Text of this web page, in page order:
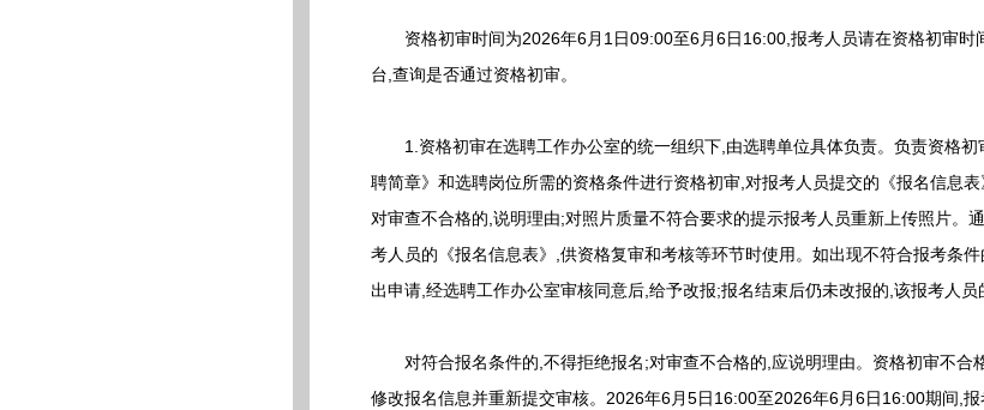
资格初审时间为2026年6月1日09:00至6月6日16:00,报考人员请在资格初审时
台,查询是否通过资格初审。
1.资格初审在选聘工作办公室的统一组织下,由选聘单位具体负责。负责资格初
聘简章》和选聘岗位所需的资格条件进行资格初审,对报考人员提交的《报名信息
对审查不合格的,说明理由;对照片质量不符合要求的提示报考人员重新上传照片。
考人员的《报名信息表》,供资格复审和考核等环节时使用。如出现不符合报考条
出申请,经选聘工作办公室审核同意后,给予改报;报名结束后仍未改报的,该报考人员
对符合报名条件的,不得拒绝报名;对审查不合格的,应说明理由。资格初审不合
修改报名信息并重新提交审核。2026年6月5日16:00至2026年6月6日16:00期间,